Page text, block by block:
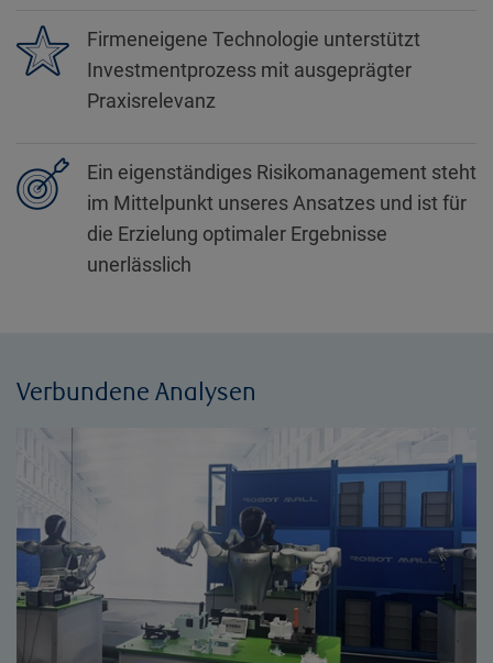
Firmeneigene Technologie unterstützt
Investmentprozess mit ausgeprägter
Praxisrelevanz
Ein eigenständiges Risikomanagement steht
im Mittelpunkt unseres Ansatzes und ist für
die Erzielung optimaler Ergebnisse
unerlässlich
Verbundene Analysen